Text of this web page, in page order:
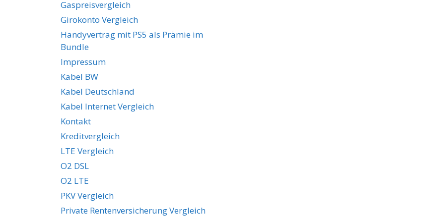
Gaspreisvergleich
Girokonto Vergleich
Handyvertrag mit PS5 als Prämie im
Bundle
Impressum
Kabel BW
Kabel Deutschland
Kabel Internet Vergleich
Kontakt
Kreditvergleich
LTE Vergleich
O2 DSL
O2 LTE
PKV Vergleich
Private Rentenversicherung Vergleich